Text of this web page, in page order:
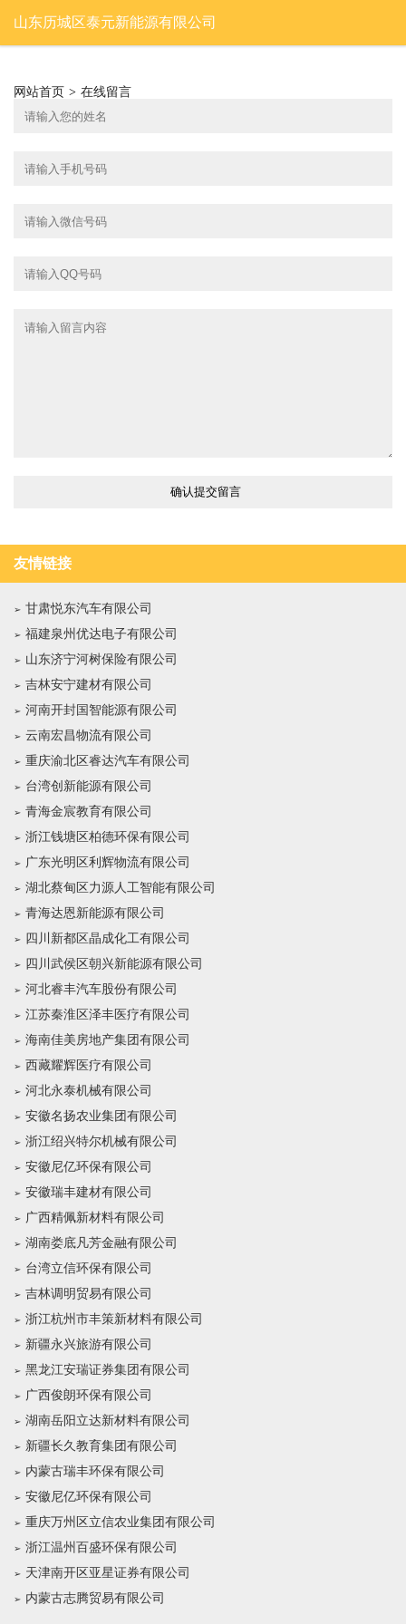
山东历城区泰元新能源有限公司
网站首页 > 在线留言
友情链接
甘肃悦东汽车有限公司
福建泉州优达电子有限公司
山东济宁河树保险有限公司
吉林安宁建材有限公司
河南开封国智能源有限公司
云南宏昌物流有限公司
重庆渝北区睿达汽车有限公司
台湾创新能源有限公司
青海金宸教育有限公司
浙江钱塘区柏德环保有限公司
广东光明区利辉物流有限公司
湖北蔡甸区力源人工智能有限公司
青海达恩新能源有限公司
四川新都区晶成化工有限公司
四川武侯区朝兴新能源有限公司
河北睿丰汽车股份有限公司
江苏秦淮区泽丰医疗有限公司
海南佳美房地产集团有限公司
西藏耀辉医疗有限公司
河北永泰机械有限公司
安徽名扬农业集团有限公司
浙江绍兴特尔机械有限公司
安徽尼亿环保有限公司
安徽瑞丰建材有限公司
广西精佩新材料有限公司
湖南娄底凡芳金融有限公司
台湾立信环保有限公司
吉林调明贸易有限公司
浙江杭州市丰策新材料有限公司
新疆永兴旅游有限公司
黑龙江安瑞证券集团有限公司
广西俊朗环保有限公司
湖南岳阳立达新材料有限公司
新疆长久教育集团有限公司
内蒙古瑞丰环保有限公司
安徽尼亿环保有限公司
重庆万州区立信农业集团有限公司
浙江温州百盛环保有限公司
天津南开区亚星证券有限公司
内蒙古志腾贸易有限公司